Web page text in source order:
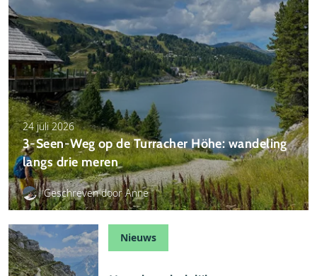
24 juli 2026
3-Seen-Weg op de Turracher Höhe: wandeling
langs drie meren
Geschreven door Anne
Nieuws